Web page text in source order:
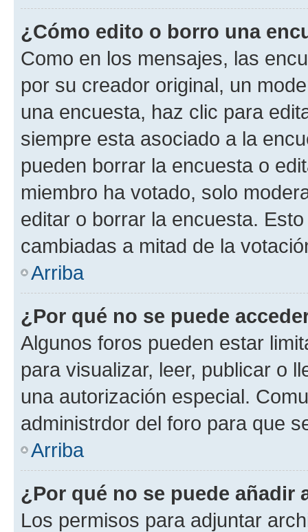
¿Cómo edito o borro una
Como en los mensajes, las
por su creador original, un
una encuesta, haz clic para
siempre esta asociado a la
pueden borrar la encuesta o
miembro ha votado, solo
editar o borrar la encuesta.
cambiadas a mitad de la
Arriba
¿Por qué no se puede
Algunos foros pueden estar
para visualizar, leer, publicar o
una autorización especial.
administrdor del foro para que
Arriba
¿Por qué no se puede añadir
Los permisos para adjuntar